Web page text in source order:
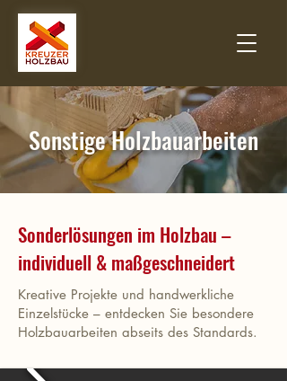
Sonstige Holzbauarbeiten
Sonderlösungen im Holzbau –
individuell & maßgeschneidert
Kreative Projekte und handwerkliche
Einzelstücke – entdecken Sie besondere
Holzbauarbeiten abseits des Standards.